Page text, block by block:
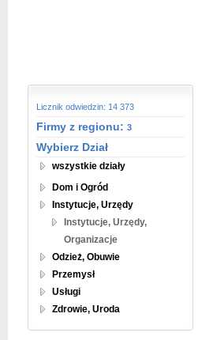
Licznik odwiedzin: 14 373
Firmy z regionu: 3
Wybierz Dział
wszystkie działy
Dom i Ogród
Instytucje, Urzędy
Instytucje, Urzędy,
Organizacje
Odzież, Obuwie
Przemysł
Usługi
Zdrowie, Uroda